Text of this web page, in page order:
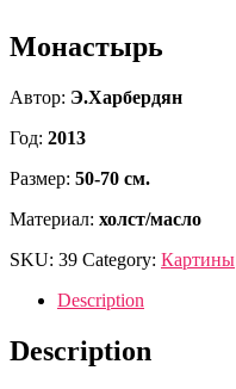
Монастырь
Автор: Э.Харбердян
Год: 2013
Размер: 50-70 см.
Материал: холст/масло
SKU: 39 Category: Картины
Description
Description